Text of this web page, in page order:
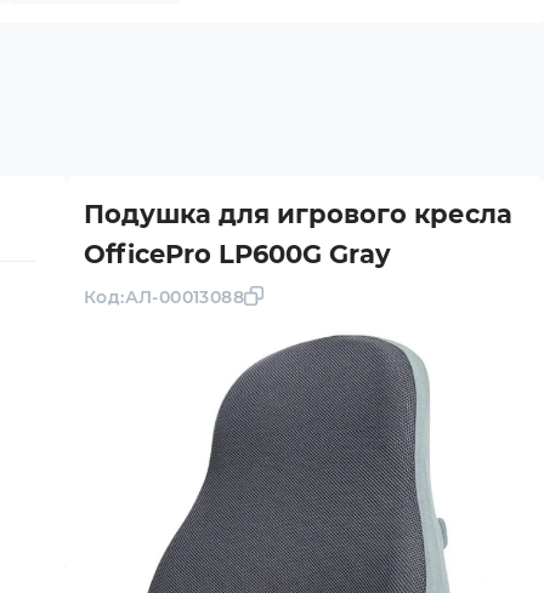
Подушка для игрового кресла
OfficePro LP600G Gray
Код:АЛ-00013088